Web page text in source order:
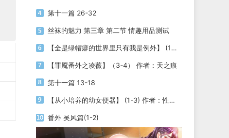
第十一篇 26-32
丝袜的魅力 第三章 第二节 情趣用品测试
【全是绿帽癖的世界里只有我是例外】 (1-3) 作者：劫色司机
【罪魇番外之凌薇】（3-4） 作者：天之痕
第十一篇 13-18
【从小培养的幼女便器】 (1-3) 作者：性yin
番外 吴风篇(1-2)